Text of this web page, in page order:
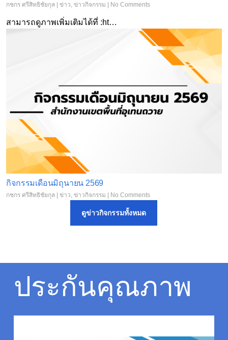
กชกร ศรีสิทธิชัยกุล |ข่าว,ข่าวกิจกรรม | No Comments
สามารถดูภาพเพิ่มเติมได้ที่ :ht…
กิจกรรมเดือนมิถุนายน 2569
กชกร ศรีสิทธิชัยกุล |ข่าว,ข่าวกิจกรรม No Comments
ดูข่าวกิจกรรมทั้งหมด
ประกันคุณภาพ